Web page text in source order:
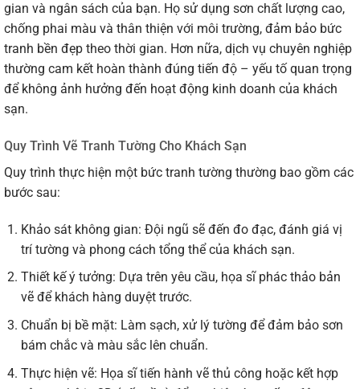
gian và ngân sách của bạn. Họ sử dụng sơn chất lượng cao,
chống phai màu và thân thiện với môi trường, đảm bảo bức
tranh bền đẹp theo thời gian. Hơn nữa, dịch vụ chuyên nghiệp
thường cam kết hoàn thành đúng tiến độ – yếu tố quan trọng
để không ảnh hưởng đến hoạt động kinh doanh của khách
sạn.
Quy Trình Vẽ Tranh Tường Cho Khách Sạn
Quy trình thực hiện một bức tranh tường thường bao gồm các
bước sau:
Khảo sát không gian: Đội ngũ sẽ đến đo đạc, đánh giá vị
trí tường và phong cách tổng thể của khách sạn.
Thiết kế ý tưởng: Dựa trên yêu cầu, họa sĩ phác thảo bản
vẽ để khách hàng duyệt trước.
Chuẩn bị bề mặt: Làm sạch, xử lý tường để đảm bảo sơn
bám chắc và màu sắc lên chuẩn.
Thực hiện vẽ: Họa sĩ tiến hành vẽ thủ công hoặc kết hợp